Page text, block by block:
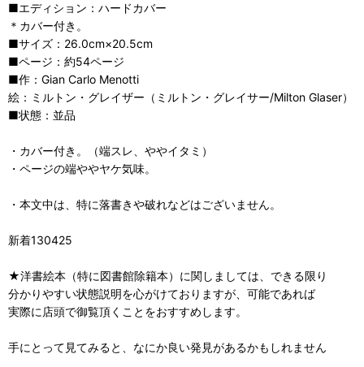
■エディション：ハードカバー
＊カバー付き。
■サイズ：26.0cm×20.5cm
■ページ：約54ページ
■作：Gian Carlo Menotti
絵：ミルトン・グレイザー（ミルトン・グレイサー/Milton Glaser）
■状態：並品
・カバー付き。（端スレ、ややイタミ）
・ページの端ややヤケ気味。
・本文中は、特に落書きや破れなどはございません。
新着130425
★洋書絵本（特に図書館除籍本）に関しましては、できる限り
分かりやすい状態説明を心がけておりますが、可能であれば
実際に店頭で御覧頂くことをおすすめします。
手にとって見てみると、なにか良い発見があるかもしれません